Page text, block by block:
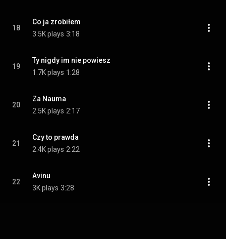
18
Co ja zrobiłem
3.5K plays 3:18
19
Ty nigdy im nie powiesz
1.7K plays 1:28
20
Za Nauma
2.5K plays 2:17
21
Czy to prawda
2.4K plays 2:22
22
Avinu
3K plays 3:28